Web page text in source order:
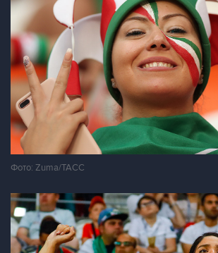
Фото: Zuma/ТАСС